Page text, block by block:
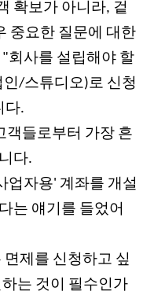
확보가 아니라, 겉
중요한 질문에 대한
회사를 설립해야 할
/스튜디오)로 신청
다.
객들로부터 가장 흔
다.
업자용' 계좌를 개설
는 얘기를 들었어
제를 신청하고 싶
는 것이 필수인가